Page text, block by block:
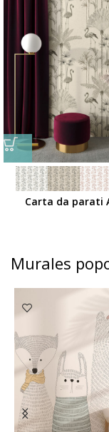
Carta da parati
Murales